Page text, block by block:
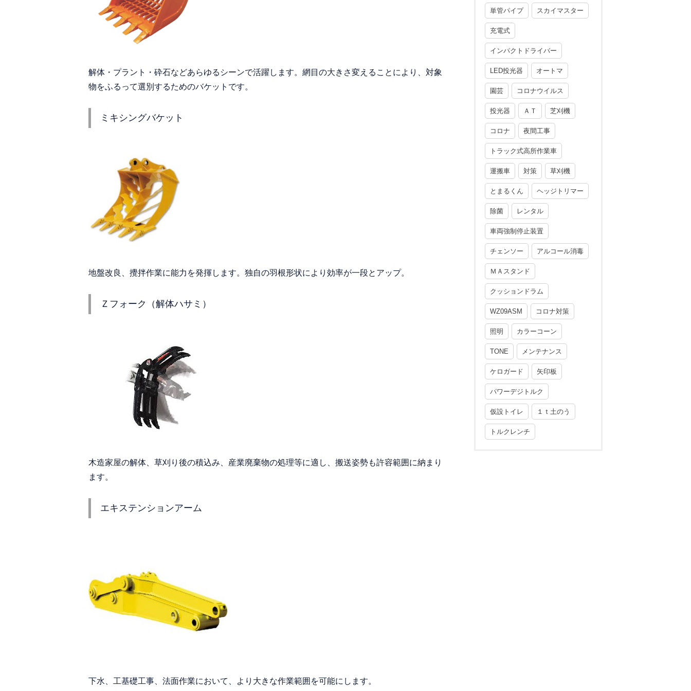
解体・プラント・砕石などあらゆるシーンで活躍します。網目の大きさ変えることにより、対象
物をふるって選別するためのバケットです。
ミキシングバケット
地盤改良、攪拌作業に能力を発揮します。独自の羽根形状により効率が一段とアップ。
Ｚフォーク（解体ハサミ）
木造家屋の解体、草刈り後の積込み、産業廃棄物の処理等に適し、搬送姿勢も許容範囲に納まり
ます。
エキステンションアーム
下水、工基礎工事、法面作業において、より大きな作業範囲を可能にします。
単管パイプ スカイマスター
充電式
インパクトドライバー
LED投光器 オートマ
園芸 コロナウイルス
投光器 ＡＴ 芝刈機
コロナ 夜間工事
トラック式高所作業車
運搬車 対策 草刈機
とまるくん ヘッジトリマー
除菌 レンタル
車両強制停止装置
チェンソー アルコール消毒
ＭＡスタンド
クッションドラム
WZ09ASM コロナ対策
照明 カラーコーン
TONE メンテナンス
ケロガード 矢印板
パワーデジトルク
仮設トイレ １ｔ土のう
トルクレンチ